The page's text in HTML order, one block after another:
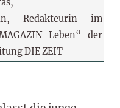
Redakteurin im
Leben“ der
DIE ZEIT